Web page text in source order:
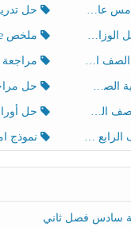
2025-2026 حل تدريبات
ملخص Effect of Geosphere حسب الهيكل الوزاري العلوم المتكاملة الصف الخامس انسبير الفصل الثالث
الثالث مراجعة Review Grammar حسب الهيكل اللغة الإنجليزية الصف الخامس الفصل الثالث
حل مراجعة
حل أوراق عمل
الثالث نموذج
سادس فصل ثاني